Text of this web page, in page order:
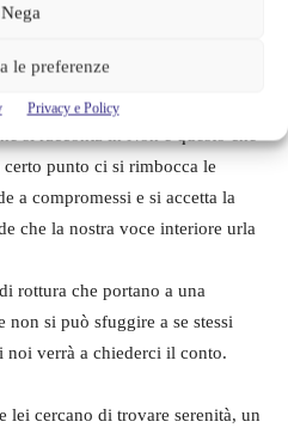
Nega
le preferenze
Privacy e Policy
sembra davvero interessato
la nostra voce in altro modo.
podcast, blog, profili instagram
si racconta in Non è questo che
punto ci si rimbocca le
a compromessi e si accetta la
che la nostra voce interiore urla
rottura che portano a una
non si può sfuggire a se stessi
noi verrà a chiederci il conto.
lei cercano di trovare serenità, un